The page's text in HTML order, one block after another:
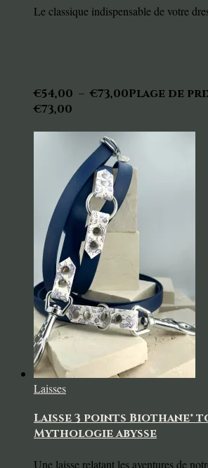
Le classique indispensable de votre
€54,00 – €73,00Plage de
€73,00
Laisses
Laisse 3 points Biothane®
Mythologie abysse
Une laisse relatant les aventures de